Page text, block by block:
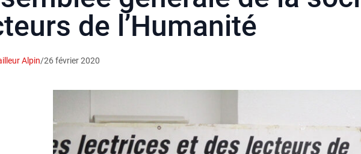
de l’Humanité
Alpin/26 février 2020